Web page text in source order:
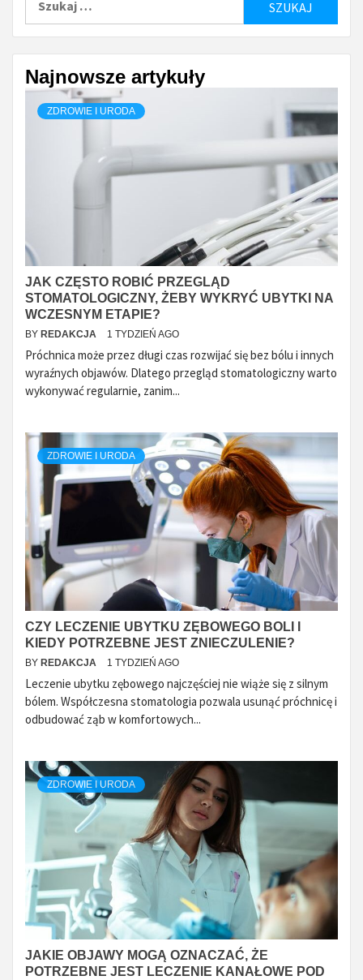
Najnowsze artykuły
ZDROWIE I URODA
JAK CZĘSTO ROBIĆ PRZEGLĄD
STOMATOLOGICZNY, ŻEBY WYKRYĆ UBYTKI NA
WCZESNYM ETAPIE?
BY REDAKCJA 1 TYDZIEŃ AGO
Próchnica może przez długi czas rozwijać się bez bólu i innych
wyraźnych objawów. Dlatego przegląd stomatologiczny warto
wykonywać regularnie, zanim...
ZDROWIE I URODA
CZY LECZENIE UBYTKU ZĘBOWEGO BOLI I
KIEDY POTRZEBNE JEST ZNIECZULENIE?
BY REDAKCJA 1 TYDZIEŃ AGO
Leczenie ubytku zębowego najczęściej nie wiąże się z silnym
bólem. Współczesna stomatologia pozwala usunąć próchnicę i
odbudować ząb w komfortowych...
ZDROWIE I URODA
JAKIE OBJAWY MOGĄ OZNACZAĆ, ŻE
POTRZEBNE JEST LECZENIE KANAŁOWE POD